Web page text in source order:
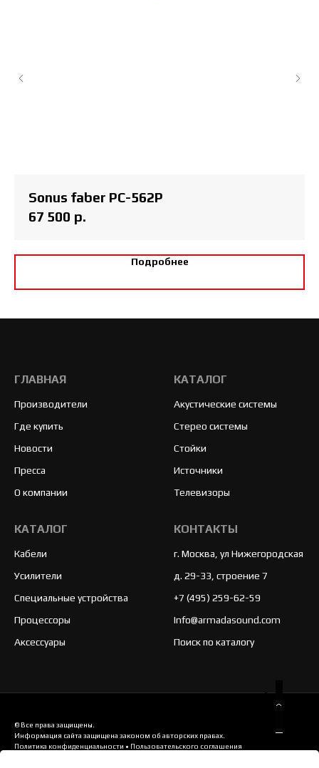
Sonus faber PC-562P
67 500 р.
Подробнее
ГЛАВНАЯ
Производители
Где купить
Новости
Пресса
О компании
КАТАЛОГ
Акустические системы
Стерео системы
Стойки
Источники
Телевизоры
КАТАЛОГ
Кабели
Усилители
Специальные устройства
Процессоры
Аксессуары
КОНТАКТЫ
г. Москва, ул Нижегородская
д. 29-33, строение 7
+7 (495) 259-62-59
Info@armadasound.com
Поиск по каталогу
© Все права защищены.
Информация сайта защищена законом об авторских правах.
Политика конфиденциальности • Пользовательского соглашения